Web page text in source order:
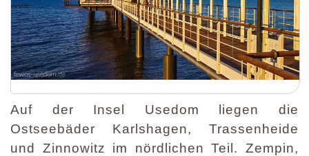
Auf der Insel Usedom liegen die
Ostseebäder Karlshagen, Trassenheide
und Zinnowitz im nördlichen Teil. Zempin,